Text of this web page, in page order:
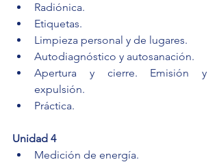
Radiónica.
Etiquetas.
Limpieza personal y de lugares.
Autodiagnóstico y autosanación.
Apertura y cierre. Emisión y
expulsión.
Práctica.
Unidad 4
Medición de energía.